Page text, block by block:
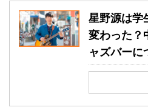
星野源は学
変わった？
ャズバーに